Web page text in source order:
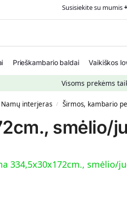
Susisiekite su mumis
Prieškambario baldai Vaikiškos
Visoms prekėms
Namų interjeras / Širmos, kambario
smėlio/